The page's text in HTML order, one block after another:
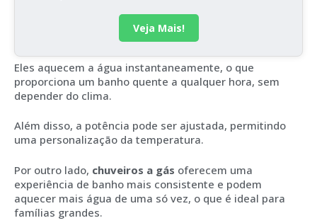
Veja Mais!
Eles aquecem a água instantaneamente, o que
proporciona um banho quente a qualquer hora, sem
depender do clima.
Além disso, a potência pode ser ajustada, permitindo
uma personalização da temperatura.
Por outro lado, chuveiros a gás oferecem uma
experiência de banho mais consistente e podem
aquecer mais água de uma só vez, o que é ideal para
famílias grandes.